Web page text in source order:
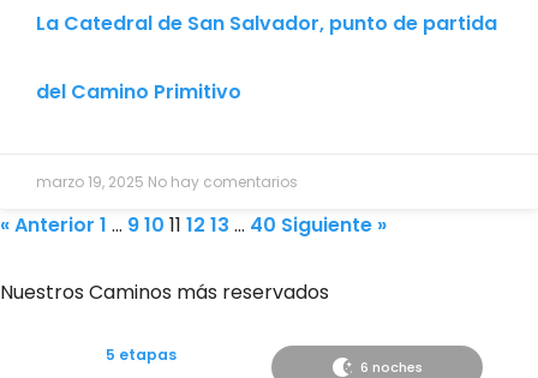
La Catedral de San Salvador, punto de partida
del Camino Primitivo
marzo 19, 2025 No hay comentarios
« Anterior 1 … 910 11 12 13 … 40 Siguiente »
Nuestros Caminos más reservados
5 etapas
6 noches